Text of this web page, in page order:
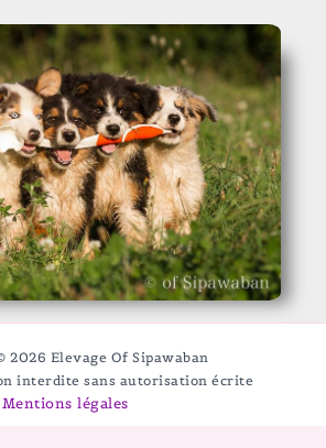
2026 Elevage Of Sipawaban
interdite sans autorisation écrite
Mentions légales